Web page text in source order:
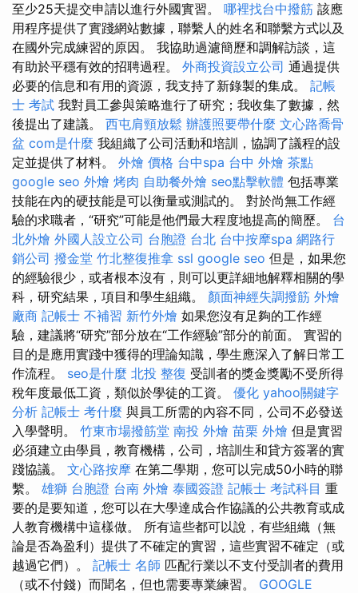
至少25天提交申請以進行外國實習。 哪裡找台中撥筋 該應
用程序提供了實踐網站數據，聯繫人的姓名和聯繫方式以及
在國外完成練習的原因。 我協助過濾簡歷和調解訪談，這
有助於平穩有效的招聘過程。 外商投資設立公司 通過提供
必要的信息和有用的資源，我支持了新錄製的集成。 記帳
士 考試 我對員工參與策略進行了研究；我收集了數據，然
後提出了建議。 西屯肩頸放鬆 辦護照要帶什麼 文心路喬骨
盆 com是什麼 我組織了公司活動和培訓，協調了議程的設
定並提供了材料。 外燴 價格 台中spa 台中 外燴 茶點
google seo 外燴 烤肉 自助餐外燴 seo點擊軟體 包括專業
技能在內的硬技能是可以衡量或測試的。 對於尚無工作經
驗的求職者，“研究”可能是他們最大程度地提高的簡歷。 台
北外燴 外國人設立公司 台胞證 台北 台中按摩spa 網路行
銷公司 撥金堂 竹北整復推拿 ssl google seo 但是，如果您
的經驗很少，或者根本沒有，則可以更詳細地解釋相關的學
科，研究結果，項目和學生組織。 顏面神經失調撥筋 外燴
廠商 記帳士 不補習 新竹外燴 如果您沒有足夠的工作經
驗，建議將“研究”部分放在“工作經驗”部分的前面。 實習的
目的是應用實踐中獲得的理論知識，學生應深入了解日常工
作流程。 seo是什麼 北投 整復 受訓者的獎金獎勵不受所得
稅年度最低工資，類似於學徒的工資。 優化 yahoo關鍵字
分析 記帳士 考什麼 與員工所需的內容不同，公司不必發送
入學聲明。 竹東市場撥筋堂 南投 外燴 苗栗 外燴 但是實習
必須建立由學員，教育機構，公司，培訓生和貸方簽署的實
踐協議。 文心路按摩 在第二學期，您可以完成50小時的聯
繫。 雄獅 台胞證 台南 外燴 泰國簽證 記帳士 考試科目 重
要的是要知道，您可以在大學達成合作協議的公共教育或成
人教育機構中這樣做。 所有這些都可以說，有些組織（無
論是否為盈利）提供了不確定的實習，這些實習不確定（或
越過它們）。 記帳士 名師 匹配行業以不支付受訓者的費用
（或不付錢）而聞名，但也需要專業練習。 GOOGLE